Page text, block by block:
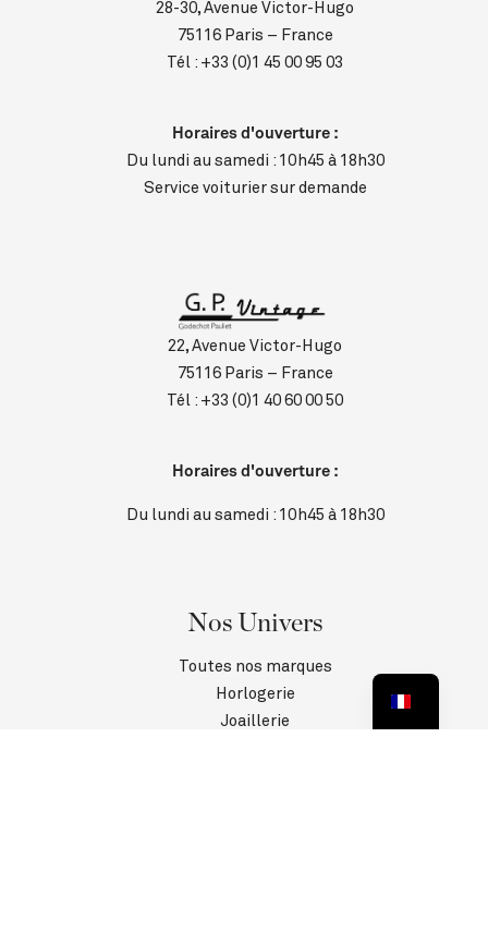
28-30, Avenue Victor-Hugo
75116 Paris – France
Tél : +33 (0)1 45 00 95 03
Horaires d'ouverture :
Du lundi au samedi : 10h45 à 18h30
Service voiturier sur demande
22, Avenue Victor-Hugo
75116 Paris – France
Tél : +33 (0)1 40 60 00 50
Horaires d'ouverture :
Du lundi au samedi : 10h45 à 18h30
Nos Univers
Toutes nos marques
Horlogerie
Joaillerie